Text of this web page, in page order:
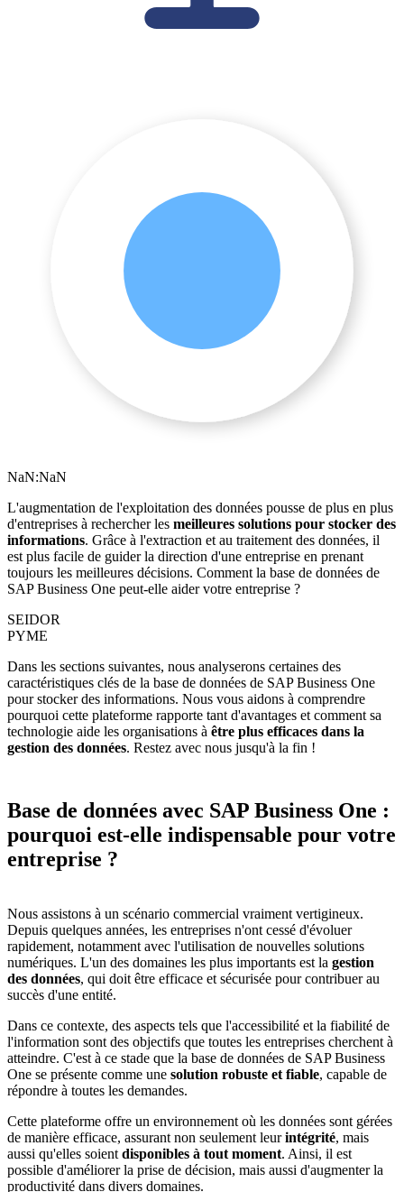
NaN:NaN
L'augmentation de l'exploitation des données pousse de plus en plus
d'entreprises à rechercher les meilleures solutions pour stocker des
informations. Grâce à l'extraction et au traitement des données, il
est plus facile de guider la direction d'une entreprise en prenant
toujours les meilleures décisions. Comment la base de données de
SAP Business One peut-elle aider votre entreprise ?
SEIDOR
PYME
Dans les sections suivantes, nous analyserons certaines des
caractéristiques clés de la base de données de SAP Business One
pour stocker des informations. Nous vous aidons à comprendre
pourquoi cette plateforme rapporte tant d'avantages et comment sa
technologie aide les organisations à être plus efficaces dans la
gestion des données. Restez avec nous jusqu'à la fin !
Base de données avec SAP Business One :
pourquoi est-elle indispensable pour votre
entreprise ?
Nous assistons à un scénario commercial vraiment vertigineux.
Depuis quelques années, les entreprises n'ont cessé d'évoluer
rapidement, notamment avec l'utilisation de nouvelles solutions
numériques. L'un des domaines les plus importants est la gestion
des données, qui doit être efficace et sécurisée pour contribuer au
succès d'une entité.
Dans ce contexte, des aspects tels que l'accessibilité et la fiabilité de
l'information sont des objectifs que toutes les entreprises cherchent à
atteindre. C'est à ce stade que la base de données de SAP Business
One se présente comme une solution robuste et fiable, capable de
répondre à toutes les demandes.
Cette plateforme offre un environnement où les données sont gérées
de manière efficace, assurant non seulement leurintégrité, mais
aussi qu'elles soient disponibles à tout moment. Ainsi, il est
possible d'améliorer la prise de décision, mais aussi d'augmenter la
productivité dans divers domaines.